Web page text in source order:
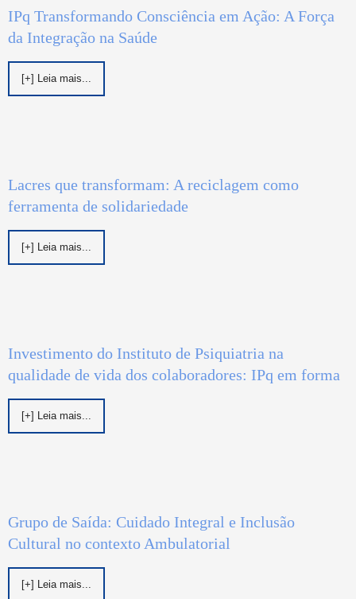
IPq Transformando Consciência em Ação: A Força
da Integração na Saúde
[+] Leia mais...
Lacres que transformam: A reciclagem como
ferramenta de solidariedade
[+] Leia mais...
Investimento do Instituto de Psiquiatria na
qualidade de vida dos colaboradores: IPq em forma
[+] Leia mais...
Grupo de Saída: Cuidado Integral e Inclusão
Cultural no contexto Ambulatorial
[+] Leia mais...